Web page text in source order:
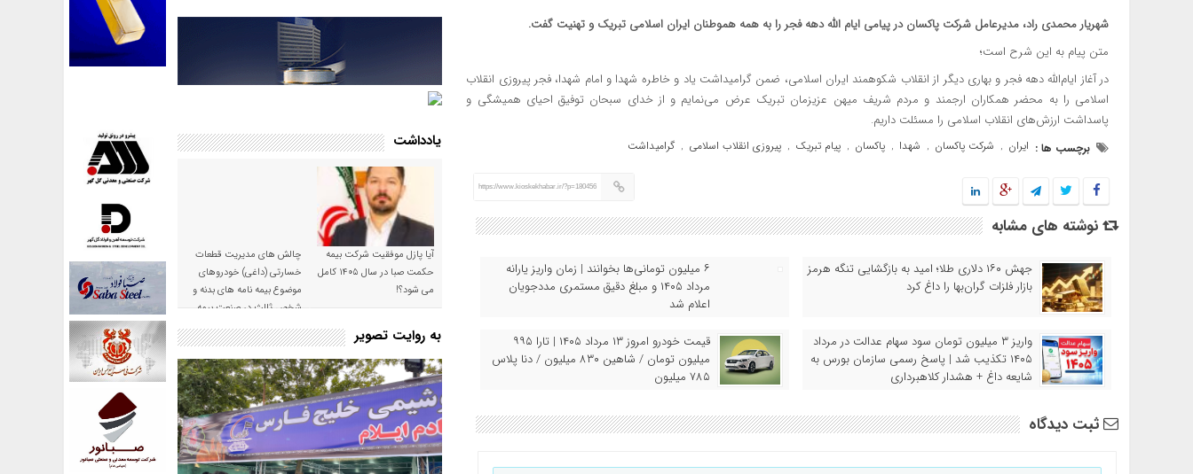
شهریار محمدی راد، مدیرعامل شرکت پاکسان در پیامی ایام الله دهه فجر را به همه هموطنان ایران اسلامی تبریک و تهنیت گفت.
متن پیام به این شرح است؛
در آغاز ایام‌الله دهه فجر و بهاری دیگر از انقلاب شکوهمند ایران اسلامی، ضمن گرامیداشت یاد و خاطره شهدا و امام شهدا، فجر پیروزی انقلاب
اسلامی را به محضر همکاران ارجمند و مردم شریف میهن عزیزمان تبریک عرض می‌نمایم و از خدای سبحان توفیق احیای همیشگی و
پاسداشت ارزش‌های انقلاب اسلامی را مسئلت داریم.
برچسب ها : ایران , شرکت پاکسان , شهدا , پاکسان , پیام تبریک , پیروزی انقلاب اسلامی , گرامیداشت
https://www.kioskekhabar.ir/?p=180456
نوشته های مشابه
جهش ۱۶۰ دلاری طلا؛ امید به بازگشایی تنگه هرمز
بازار فلزات گران‌بها را داغ کرد
۶ میلیون تومانی‌ها بخوانند | زمان واریز یارانه
مرداد ۱۴۰۵ و مبلغ دقیق مستمری مددجویان
اعلام شد
واریز ۳ میلیون تومان سود سهام عدالت در مرداد
۱۴۰۵ تکذیب شد | پاسخ رسمی سازمان بورس به
شایعه داغ + هشدار کلاهبرداری
قیمت خودرو امروز ۱۳ مرداد ۱۴۰۵ | تارا ۹۹۵
میلیون تومان / شاهین ۸۳۰ میلیون / دنا پلاس
۷۸۵ میلیون
ثبت دیدگاه
یادداشت
آیا پازل موفقیت شرکت بیمه
حکمت صبا در سال ۱۴۰۵ کامل
می شود؟!
چالش های مدیریت قطعات
خسارتی (داغی) خودروهای
موضوع بیمه نامه های بدنه و
شخص ثالث در صنعت بیمه
به روایت تصویر